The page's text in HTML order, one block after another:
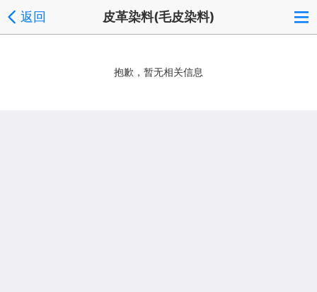
返回 皮革染料(毛皮染料)
抱歉，暂无相关信息